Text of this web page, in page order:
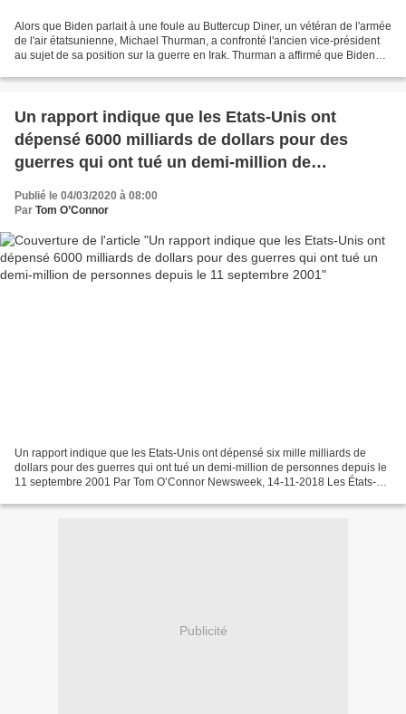
Alors que Biden parlait à une foule au Buttercup Diner, un vétéran de l'armée
de l'air étatsunienne, Michael Thurman, a confronté l'ancien vice-président
au sujet de sa position sur la guerre en Irak. Thurman a affirmé que Biden
Un rapport indique que les Etats-Unis ont
dépensé 6000 milliards de dollars pour des
guerres qui ont tué un demi-million de
personnes depuis le 11 septembre 2001
Publié le 04/03/2020 à 08:00
Par Tom O’Connor
Un rapport indique que les Etats-Unis ont dépensé six mille milliards de
dollars pour des guerres qui ont tué un demi-million de personnes depuis le
11 septembre 2001 Par Tom O’Connor Newsweek, 14-11-2018 Les États-
Publicité